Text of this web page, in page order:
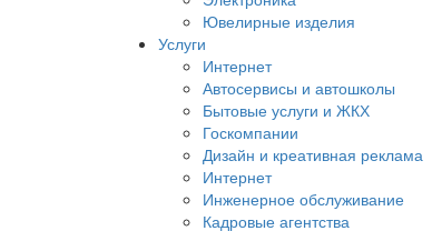
Ювелирные изделия
Услуги
Интернет
Автосервисы и автошколы
Бытовые услуги и ЖКХ
Госкомпании
Дизайн и креативная реклама
Интернет
Инженерное обслуживание
Кадровые агентства